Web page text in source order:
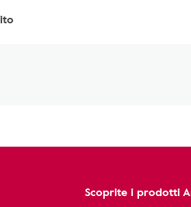
Scoprite i prodotti